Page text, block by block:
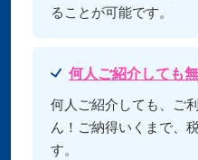
ることが可能です。
何人ご紹介しても無
何人ご紹介しても、ご
ん！ご納得いくまで、
す。